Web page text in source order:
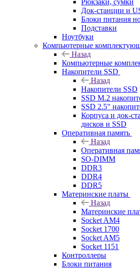
Рюкзаки, сумки
Док-станции и
Блоки питания
Подставки
Ноутбуки
Компьютерные
Назад
Компьютерные
Накопители SSD
Назад
Накопители SSD
SSD M.2
SSD 2.5"
Корпуса и док-
дисков и SSD
Оперативная память
Назад
Оперативная
SO-DIMM
DDR3
DDR4
DDR5
Материнские платы
Назад
Материнские
Socket AM4
Socket 1700
Socket AM5
Socket 1151
Контроллеры
Блоки питания